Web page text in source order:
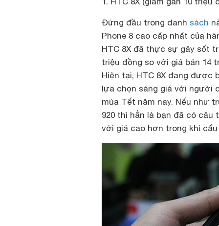
Đứng đầu trong danh sách
Phone 8 cao cấp nhất của
HTC 8X đã thực sự gây sốt
triệu đồng so với giá bán 14
Hiện tại, HTC 8X đang được
lựa chọn sáng giá với người
mùa Tết năm nay. Nếu như
920 thì hẳn là bạn đã có câu
với giá cao hơn trong khi